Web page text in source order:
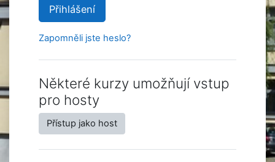
Přihlášení
Zapomněli jste heslo?
Některé kurzy umožňují vstup
pro hosty
Přístup jako host